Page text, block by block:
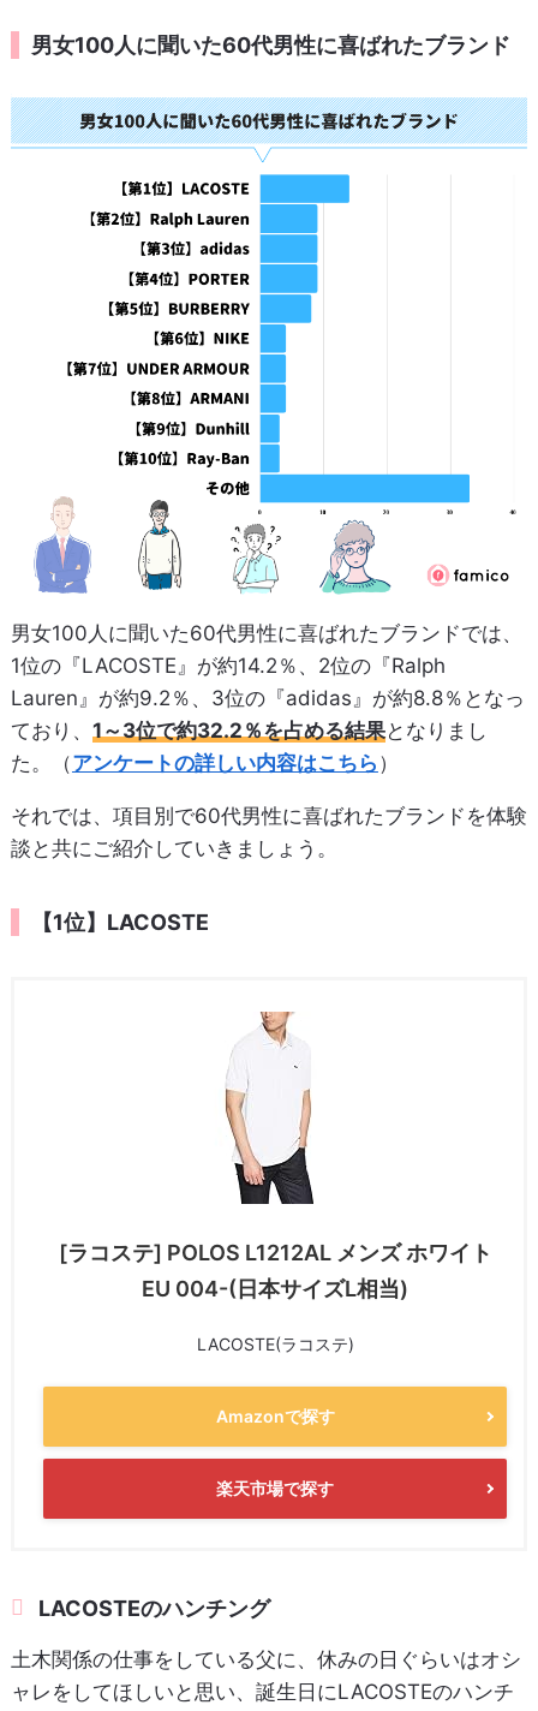
男女100人に聞いた60代男性に喜ばれたブランド
男女100人に聞いた60代男性に喜ばれたブランドでは、
1位の『LACOSTE』が約14.2％、2位の『Ralph
Lauren』が約9.2％、3位の『adidas』が約8.8％となっ
ており、 1～3位で約32.2％を占める結果となりまし
た。（アンケートの詳しい内容はこちら ）
それでは、項目別で60代男性に喜ばれたブランドを体験
談と共にご紹介していきましょう。
【1位】LACOSTE
[ラコステ] POLOS L1212AL メンズ ホワイト
EU 004-(日本サイズL相当)
LACOSTE(ラコステ)
Amazonで探す
楽天市場で探す
LACOSTEのハンチング
土木関係の仕事をしている父に、休みの日ぐらいはオシ
ャレをしてほしいと思い、誕生日にLACOSTEのハンチ